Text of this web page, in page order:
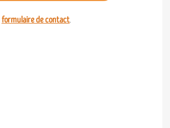
formulaire de contact.